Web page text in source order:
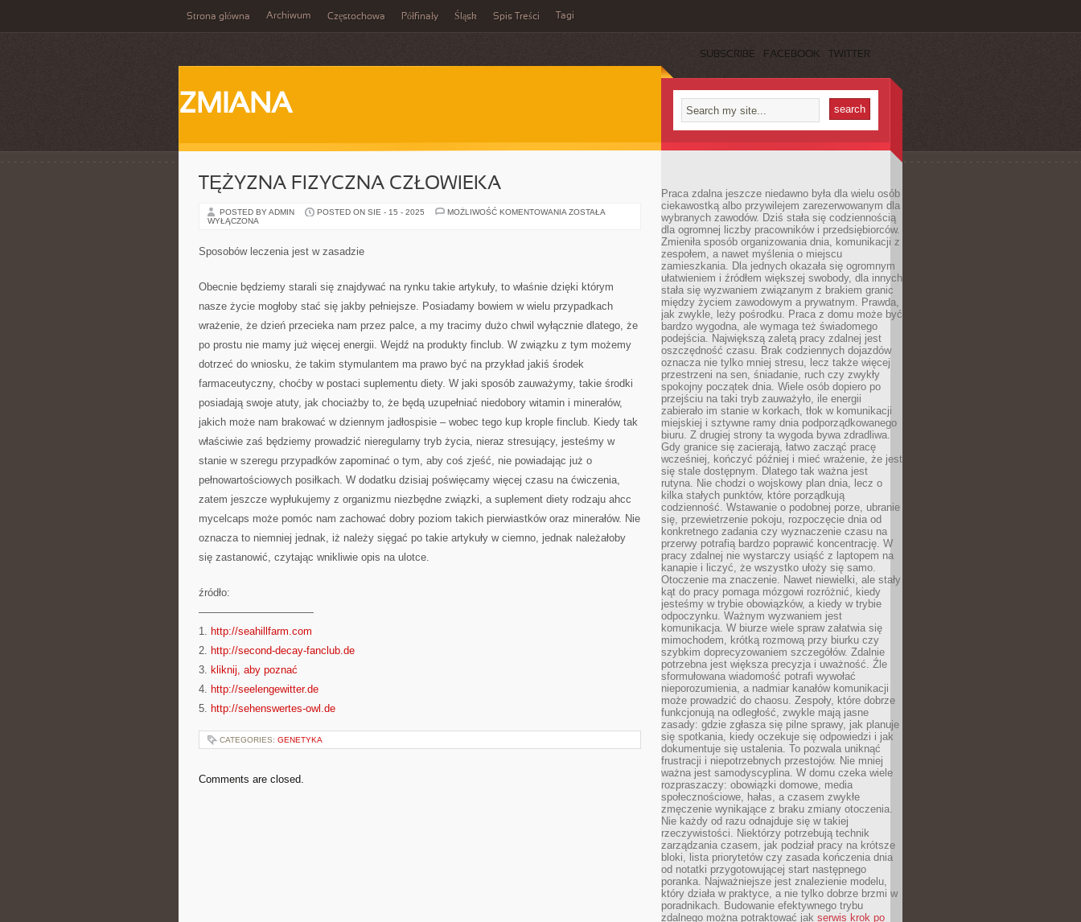
Strona główna Archiwum Częstochowa Półfinały Śląsk Spis Treści Tagi
SUBSCRIBE FACEBOOK TWITTER
ZMIANA
TĘŻYZNA FIZYCZNA CZŁOWIEKA
POSTED BY ADMIN POSTED ON SIE - 15 - 2025 MOŻLIWOŚĆ KOMENTOWANIA TĘŻYZNA
ZOSTAŁA
WYŁĄCZONA
Sposobów leczenia jest w zasadzie
Obecnie będziemy starali się znajdywać na rynku takie artykuły, to właśnie dzięki którym
nasze życie mogłoby stać się jakby pełniejsze. Posiadamy bowiem w wielu przypadkach
wrażenie, że dzień przecieka nam przez palce, a my tracimy dużo chwil wyłącznie dlatego, że
po prostu nie mamy już więcej energii. Wejdź na produkty finclub. W związku z tym możemy
dotrzeć do wniosku, że takim stymulantem ma prawo być na przykład jakiś środek
farmaceutyczny, choćby w postaci suplementu diety. W jaki sposób zauważymy, takie środki
posiadają swoje atuty, jak chociażby to, że będą uzupełniać niedobory witamin i minerałów,
jakich może nam brakować w dziennym jadłospisie – wobec tego kup krople finclub. Kiedy tak
właściwie zaś będziemy prowadzić nieregularny tryb życia, nieraz stresujący, jesteśmy w
stanie w szeregu przypadków zapominać o tym, aby coś zjeść, nie powiadając już o
pełnowartościowych posiłkach. W dodatku dzisiaj poświęcamy więcej czasu na ćwiczenia,
zatem jeszcze wypłukujemy z organizmu niezbędne związki, a suplement diety rodzaju ahcc
mycelcaps może pomóc nam zachować dobry poziom takich pierwiastków oraz minerałów. Nie
oznacza to niemniej jednak, iż należy sięgać po takie artykuły w ciemno, jednak należałoby
się zastanowić, czytając wnikliwie opis na ulotce.
źródło:
———————————
1. http://seahillfarm.com
2. http://second-decay-fanclub.de
3. kliknij, aby poznać
4. http://seelengewitter.de
5. http://sehenswertes-owl.de
CATEGORIES: GENETYKA
Comments are closed.
Praca zdalna jeszcze niedawno była dla wielu osób
ciekawostką albo przywilejem zarezerwowanym dla
wybranych zawodów. Dziś stała się codziennością
dla ogromnej liczby pracowników i przedsiębiorców.
Zmieniła sposób organizowania dnia, komunikacji z
zespołem, a nawet myślenia o miejscu
zamieszkania. Dla jednych okazała się ogromnym
ułatwieniem i źródłem większej swobody, dla innych
stała się wyzwaniem związanym z brakiem granic
między życiem zawodowym a prywatnym. Prawda,
jak zwykle, leży pośrodku. Praca z domu może być
bardzo wygodna, ale wymaga też świadomego
podejścia. Największą zaletą pracy zdalnej jest
oszczędność czasu. Brak codziennych dojazdów
oznacza nie tylko mniej stresu, lecz także więcej
przestrzeni na sen, śniadanie, ruch czy zwykły
spokojny początek dnia. Wiele osób dopiero po
przejściu na taki tryb zauważyło, ile energii
zabierało im stanie w korkach, tłok w komunikacji
miejskiej i sztywne ramy dnia podporządkowanego
biuru. Z drugiej strony ta wygoda bywa zdradliwa.
Gdy granice się zacierają, łatwo zacząć pracę
wcześniej, kończyć później i mieć wrażenie, że jest
się stale dostępnym. Dlatego tak ważna jest
rutyna. Nie chodzi o wojskowy plan dnia, lecz o
kilka stałych punktów, które porządkują
codzienność. Wstawanie o podobnej porze, ubranie
się, przewietrzenie pokoju, rozpoczęcie dnia od
konkretnego zadania czy wyznaczenie czasu na
przerwy potrafią bardzo poprawić koncentrację. W
pracy zdalnej nie wystarczy usiąść z laptopem na
kanapie i liczyć, że wszystko ułoży się samo.
Otoczenie ma znaczenie. Nawet niewielki, ale stały
kąt do pracy pomaga mózgowi rozróżnić, kiedy
jesteśmy w trybie obowiązków, a kiedy w trybie
odpoczynku. Ważnym wyzwaniem jest
komunikacja. W biurze wiele spraw załatwia się
mimochodem, krótką rozmową przy biurku czy
szybkim doprecyzowaniem szczegółów. Zdalnie
potrzebna jest większa precyzja i uważność. Źle
sformułowana wiadomość potrafi wywołać
nieporozumienia, a nadmiar kanałów komunikacji
może prowadzić do chaosu. Zespoły, które dobrze
funkcjonują na odległość, zwykle mają jasne
zasady: gdzie zgłasza się pilne sprawy, jak planuje
się spotkania, kiedy oczekuje się odpowiedzi i jak
dokumentuje się ustalenia. To pozwala uniknąć
frustracji i niepotrzebnych przestojów. Nie mniej
ważna jest samodyscyplina. W domu czeka wiele
rozpraszaczy: obowiązki domowe, media
społecznościowe, hałas, a czasem zwykłe
zmęczenie wynikające z braku zmiany otoczenia.
Nie każdy od razu odnajduje się w takiej
rzeczywistości. Niektórzy potrzebują technik
zarządzania czasem, jak podział pracy na krótsze
bloki, lista priorytetów czy zasada kończenia dnia
od notatki przygotowującej start następnego
poranka. Najważniejsze jest znalezienie modelu,
który działa w praktyce, a nie tylko dobrze brzmi w
poradnikach. Budowanie efektywnego trybu
zdalnego można potraktować jak serwis krok po